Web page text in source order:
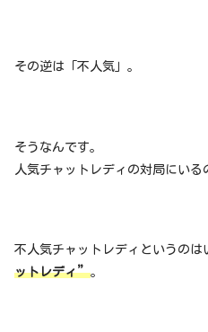
その逆は「不人気」。
そうなんです。
人気チャットレディの対局にいる
不人気チャットレディというのは
ットレディ”。